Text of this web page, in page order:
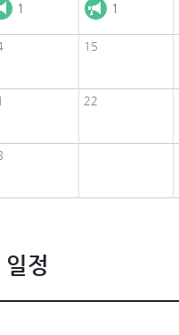
1 1
15
22
정